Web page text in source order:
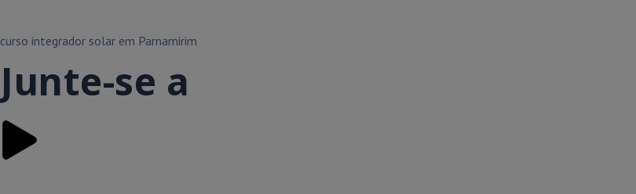
curso integrador solar em Parnamirim
Junte-se a